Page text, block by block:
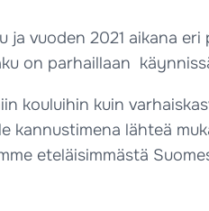
vuoden 2021 aikana
on parhaillaan
kouluihin kuin
kannustimena lähteä
eteläisimmästä